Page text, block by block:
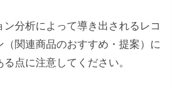
ン分析によって導き出されるレコ
（関連商品のおすすめ・提案）に
点に注意してください。